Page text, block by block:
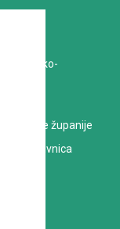
županije
Koprivnica